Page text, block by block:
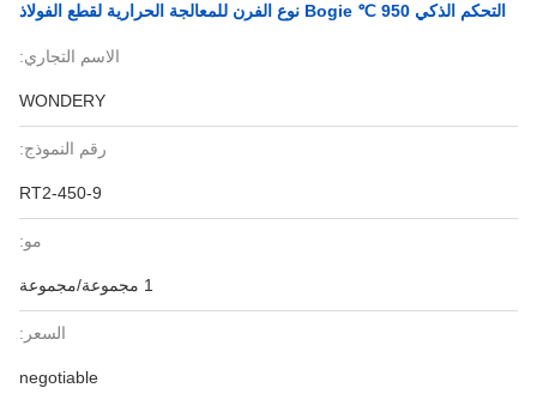
التحكم الذكي 950 ℃ Bogie نوع الفرن للمعالجة الحرارية لقطع الفولاذ
الاسم التجاري:
WONDERY
رقم النموذج:
RT2-450-9
مو:
السعر:
negotiable